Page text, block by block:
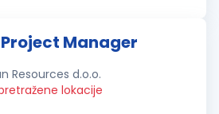
Manager
Resources d.o.o.
lokacije